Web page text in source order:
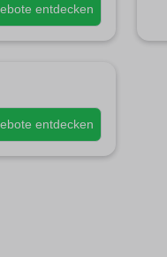
entdecken
entdecken